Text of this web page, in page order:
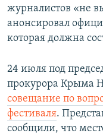
журналистов «не
анонсировал
которая должна
24 июля под
прокурора Крыма
совещание по
фестиваля.
сообщили, что